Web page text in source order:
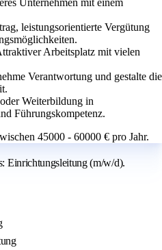
Unternehmen mit einem
leistungsorientierte Vergütung
Arbeitsplatz mit vielen
Verantwortung und gestalte die
Weiterbildung in
Führungskompetenz.
45000 - 60000 € pro Jahr.
Einrichtungsleitung (m/w/d).